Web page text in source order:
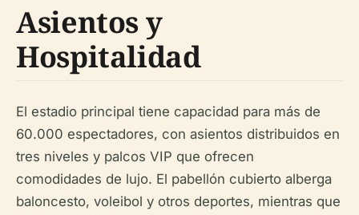
Asientos y
Hospitalidad
El estadio principal tiene capacidad para más de
60.000 espectadores, con asientos distribuidos en
tres niveles y palcos VIP que ofrecen
comodidades de lujo. El pabellón cubierto alberga
baloncesto, voleibol y otros deportes, mientras que